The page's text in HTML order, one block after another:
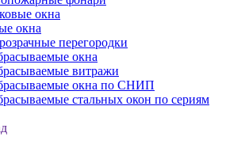
окна
окна
перегородки
окна
витражи
окна по СНИП
стальных окон по сериям